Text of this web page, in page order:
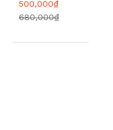
500,000₫
680,000₫